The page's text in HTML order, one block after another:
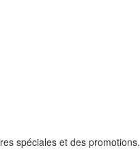
spéciales et des promotions.